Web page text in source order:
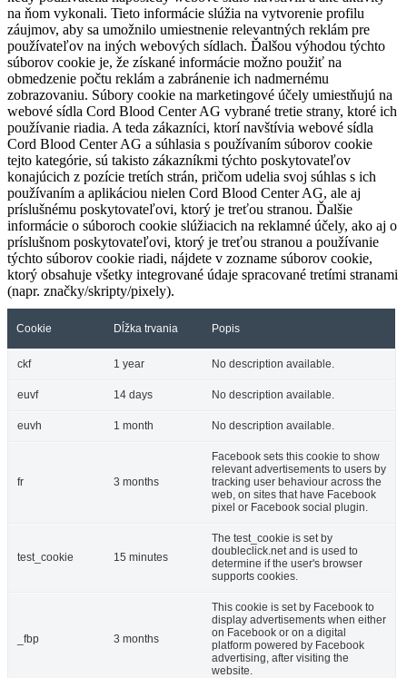
na ňom vykonali. Tieto informácie slúžia na vytvorenie profilu
záujmov, aby sa umožnilo umiestnenie relevantných reklám pre
používateľov na iných webových sídlach. Ďalšou výhodou týchto
súborov cookie je, že získané informácie možno použiť na
obmedzenie počtu reklám a zabránenie ich nadmernému
zobrazovaniu. Súbory cookie na marketingové účely umiestňujú na
webové sídla Cord Blood Center AG vybrané tretie strany, ktoré ich
používanie riadia. A teda zákazníci, ktorí navštívia webové sídla
Cord Blood Center AG a súhlasia s používaním súborov cookie
tejto kategórie, sú takisto zákazníkmi týchto poskytovateľov
konajúcich z pozície tretích strán, pričom udelia svoj súhlas s ich
používaním a aplikáciou nielen Cord Blood Center AG, ale aj
príslušnému poskytovateľovi, ktorý je treťou stranou. Ďalšie
informácie o súboroch cookie slúžiacich na reklamné účely, ako aj o
príslušnom poskytovateľovi, ktorý je treťou stranou a používanie
týchto súborov cookie riadi, nájdete v zozname súborov cookie,
ktorý obsahuje všetky integrované údaje spracované tretími stranami
(napr. značky/skripty/pixely).
Cookie Dĺžka trvania Popis
ckf 1 year No description available.
euvf 14 days No description available.
euvh 1 month No description available.
fr 3 months
Facebook sets this cookie to show
relevant advertisements to users by
tracking user behaviour across the
web, on sites that have Facebook
pixel or Facebook social plugin.
test_cookie 15 minutes
The test_cookie is set by
doubleclick.net and is used to
determine if the user's browser
supports cookies.
_fbp 3 months
This cookie is set by Facebook to
display advertisements when either
on Facebook or on a digital
platform powered by Facebook
advertising, after visiting the
website.